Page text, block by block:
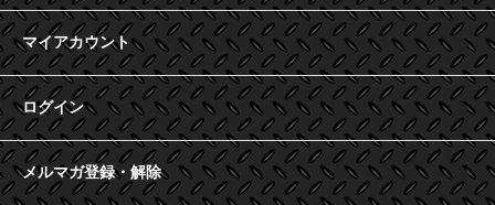
マイアカウント
ログイン
メルマガ登録・解除